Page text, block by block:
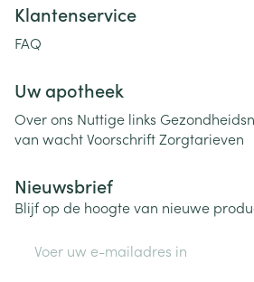
Klantenservice
FAQ
Uw apotheek
Over ons Nuttige links
van wachtVoorschriftZorgtarieven
Nieuwsbrief
Blijf op de hoogte van nieuwe